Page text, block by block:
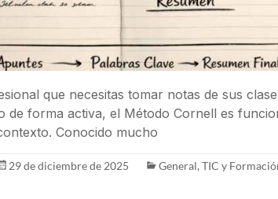
que necesitas tomar notas de sus
de forma activa, el Método Cornell es
Conocido mucho
29 de diciembre de 2025 General, TIC y